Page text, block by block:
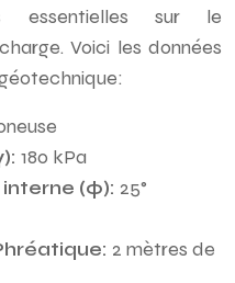
essentielles sur le
Voici les données
180 kPa
(φ): 25°
2 mètres de